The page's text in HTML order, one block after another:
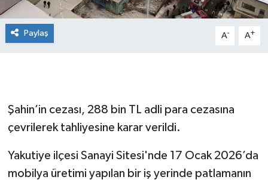
Paylaş A- A+
Şahin’in cezası, 288 bin TL adli para cezasına
çevrilerek tahliyesine karar verildi.
Yakutiye ilçesi Sanayi Sitesi'nde 17 Ocak 2026’da
mobilya üretimi yapılan bir iş yerinde patlamanın